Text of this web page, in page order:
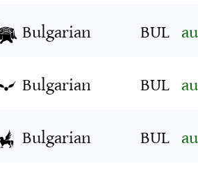
Bulgarian
BUL
Bulgarian
BUL
Bulgarian
BUL